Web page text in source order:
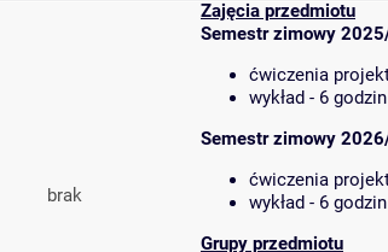
brak
Zajęcia przedmiotu
Semestr zimowy
ćwiczenia
wykład - 6 godzin
Semestr zimowy
ćwiczenia
wykład - 6 godzin
Grupy przedmiotu